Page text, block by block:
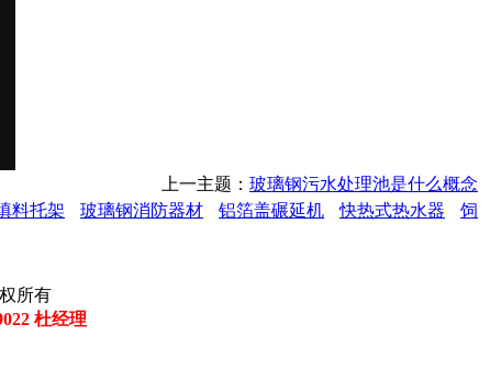
上一主题： 玻璃钢污水处理池是什么概念
料托架 玻璃钢消防器材 铝箔盖碾延机 快热式热水器
饲
所有
杜经理